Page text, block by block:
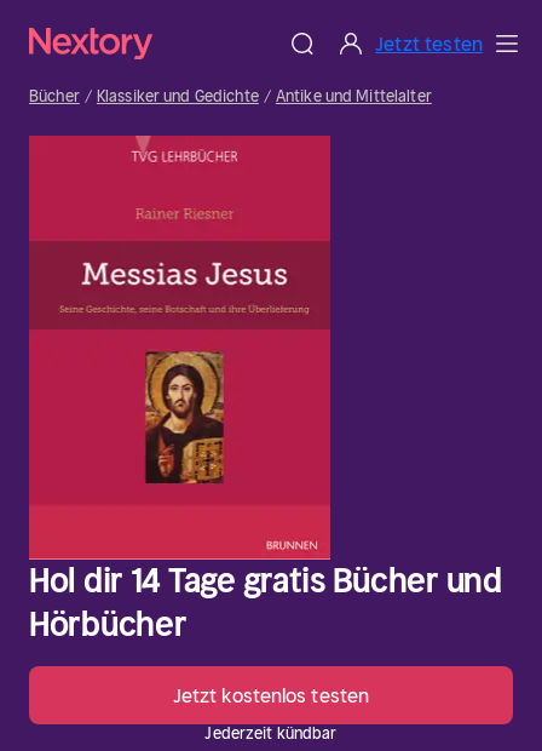
Jetzt testen
Bücher Klassiker und Gedichte Antike und Mittelalter
Hol dir 14 Tage gratis Bücher und
Hörbücher
Jetzt kostenlos testen
Jederzeit kündbar